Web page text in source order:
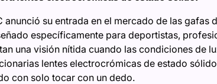
anunció su entrada en el mercado de las
específicamente para deportistas,
una visión nítida cuando las condiciones de
lentes electrocrómicas de estado
con solo tocar con un dedo.